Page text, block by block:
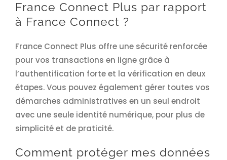
France Connect Plus par rapport
à France Connect ?
France Connect Plus offre une sécurité renforcée
pour vos transactions en ligne grâce à
l’authentification forte et la vérification en deux
étapes. Vous pouvez également gérer toutes vos
démarches administratives en un seul endroit
avec une seule identité numérique, pour plus de
simplicité et de praticité.
Comment protéger mes données